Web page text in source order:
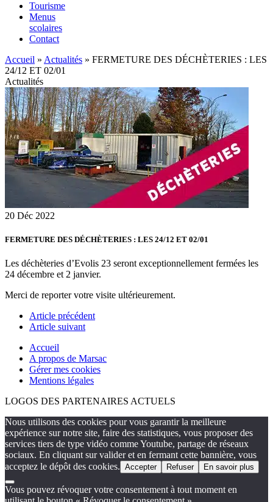
Tourisme
Menus
scolaires
Contact
Accueil » Actualités » FERMETURE DES DÉCHÈTERIES : LES
24/12 ET 02/01
Actualités
20 Déc 2022
FERMETURE DES DÉCHÈTERIES : LES 24/12 ET 02/01
Les déchèteries d’Evolis 23 seront exceptionnellement fermées les
24 décembre et 2 janvier.
Merci de reporter votre visite ultérieurement.
Article précédent
Article suivant
Accueil
A propos de Marsac
Gérer mes cookies
Mentions légales
LOGOS DES PARTENAIRES ACTUELS
Nous utilisons des cookies pour vous garantir la meilleure
expérience sur notre site, faire des statistiques, vous proposer des
services tiers de type vidéo comme Youtube, partage de réseaux
sociaux. En cliquant sur valider et en fermant cette bannière, vous
acceptez le dépôt des cookies. Accepter Refuser En savoir plus
Vous pouvez révoquer votre consentement à tout moment en